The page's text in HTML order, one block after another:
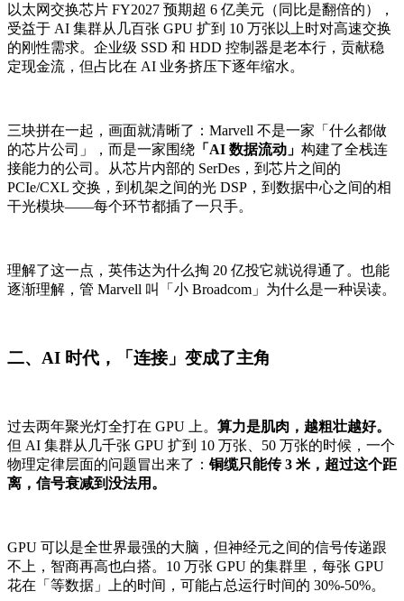
以太网交换芯片 FY2027 预期超 6 亿美元（同比是翻倍的），
受益于 AI 集群从几百张 GPU 扩到 10 万张以上时对高速交换
的刚性需求。企业级 SSD 和 HDD 控制器是老本行，贡献稳
定现金流，但占比在 AI 业务挤压下逐年缩水。
三块拼在一起，画面就清晰了：Marvell 不是一家「什么都做
的芯片公司」，而是一家围绕 「AI 数据流动」 构建了全栈连
接能力的公司。从芯片内部的 SerDes，到芯片之间的
PCIe/CXL 交换，到机架之间的光 DSP，到数据中心之间的相
干光模块——每个环节都插了一只手。
理解了这一点，英伟达为什么掏 20 亿投它就说得通了。也能
逐渐理解，管 Marvell 叫「小 Broadcom」为什么是一种误读。
二、AI 时代，「连接」变成了主角
过去两年聚光灯全打在 GPU 上。 算力是肌肉，越粗壮越好。
但 AI 集群从几千张 GPU 扩到 10 万张、50 万张的时候，一个
物理定律层面的问题冒出来了： 铜缆只能传 3 米，超过这个距
离，信号衰减到没法用。
GPU 可以是全世界最强的大脑，但神经元之间的信号传递跟
不上，智商再高也白搭。10 万张 GPU 的集群里，每张 GPU
花在「等数据」上的时间，可能占总运行时间的 30%-50%。